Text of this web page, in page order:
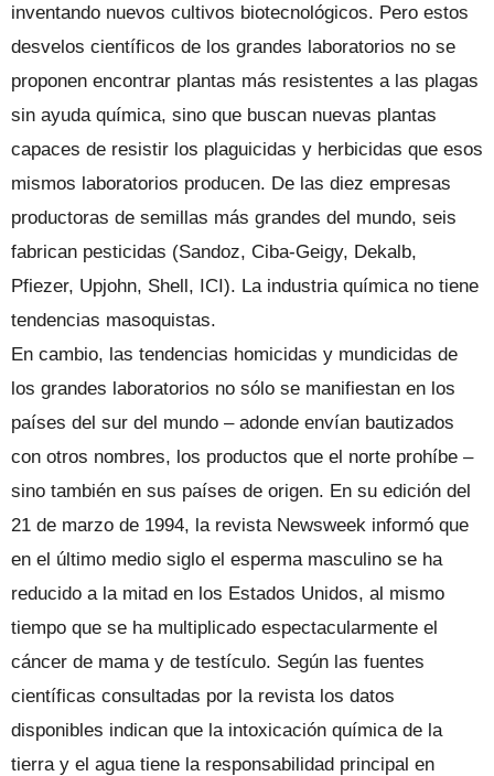
inventando nuevos cultivos biotecnológicos. Pero estos
desvelos científicos de los grandes laboratorios no se
proponen encontrar plantas más resistentes a las plagas
sin ayuda química, sino que buscan nuevas plantas
capaces de resistir los plaguicidas y herbicidas que esos
mismos laboratorios producen. De las diez empresas
productoras de semillas más grandes del mundo, seis
fabrican pesticidas (Sandoz, Ciba-Geigy, Dekalb,
Pfiezer, Upjohn, Shell, ICI). La industria química no tiene
tendencias masoquistas.
En cambio, las tendencias homicidas y mundicidas de
los grandes laboratorios no sólo se manifiestan en los
países del sur del mundo – adonde envían bautizados
con otros nombres, los productos que el norte prohíbe –
sino también en sus países de origen. En su edición del
21 de marzo de 1994, la revista Newsweek informó que
en el último medio siglo el esperma masculino se ha
reducido a la mitad en los Estados Unidos, al mismo
tiempo que se ha multiplicado espectacularmente el
cáncer de mama y de testículo. Según las fuentes
científicas consultadas por la revista los datos
disponibles indican que la intoxicación química de la
tierra y el agua tiene la responsabilidad principal en